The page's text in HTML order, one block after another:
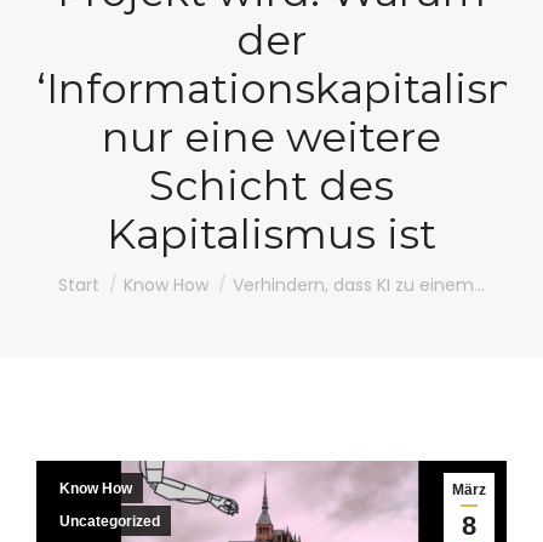
der
nur eine weitere
Schicht des
Kapitalismus ist
Sie befinden sich hier:
Start Know How Verhindern, dass KI zu einem…
März
8
Know How
Uncategorized